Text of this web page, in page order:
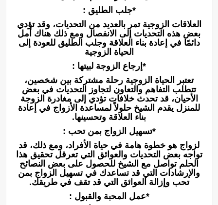
*جلب الطليق :
العلاقات الزوجية تمر بالعديد من التحديات، وقد تؤدي
بعض هذه التحديات إلى الانفصال ومع ذلك هناك أمل
دائمًا في إعادة بناء العلاقة وجلب الطليق للعودة إلى
الحياة الزوجية
*إرجاع الزوجة لبيتها :
تعتبر الحياة الزوجية رحلة مشتركة بين شخصين،
تتطلب التفاهم والتعاون لتجاوز التحديات في بعض
الأحيان، قد تحدث خلافات تؤدي إلى مغادرة الزوجة
للمنزل يقدم الشيخ حلولاً لمساعدة الأزواج في إعادة
بناء العلاقة وتحسينها.
*تسهيل الزواج بمن تحب :
لزواج هو خطوة هامة في حياة الأفراد، ومع ذلك، قد
تواجه بعض التحديات والعوائق التي تعرقل تحقيق هذا
الحلم تواصل مع الشيخ للحصول على بعض النصائح
والإرشادات التي قد تساعدك في تسهيل الزواج بمن
تحب وإزالة العوائق التي قد تقف في طريقك.
*عمل المحبة والقبول :